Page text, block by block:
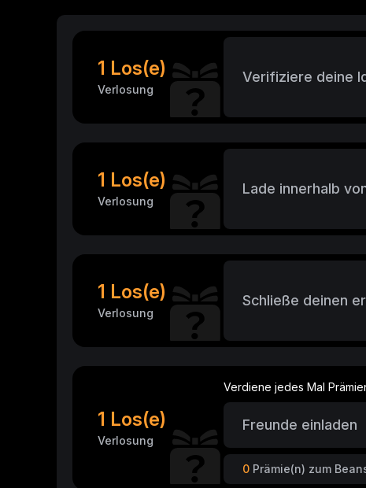
1 Los(e)
Verlosung
Verifiziere deine
1 Los(e)
Verlosung
Lade innerhalb
1 Los(e)
Verlosung
Schließe deinen
1 Los(e)
Verlosung
Verdiene jedes Mal
Freunde einladen
0 Prämie(n) zum